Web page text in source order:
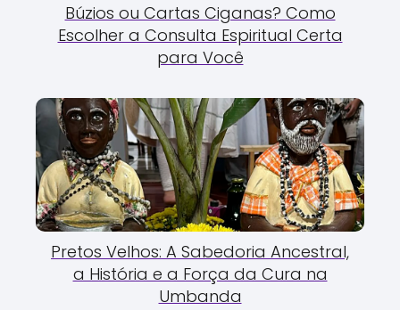
Búzios ou Cartas Ciganas? Como
Escolher a Consulta Espiritual Certa
para Você
Pretos Velhos: A Sabedoria Ancestral,
a História e a Força da Cura na
Umbanda